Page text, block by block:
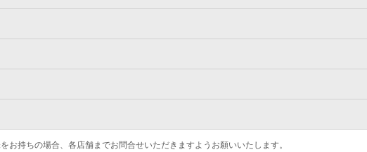
持ちの場合、各店舗までお問合せいただきますようお願いいたします。